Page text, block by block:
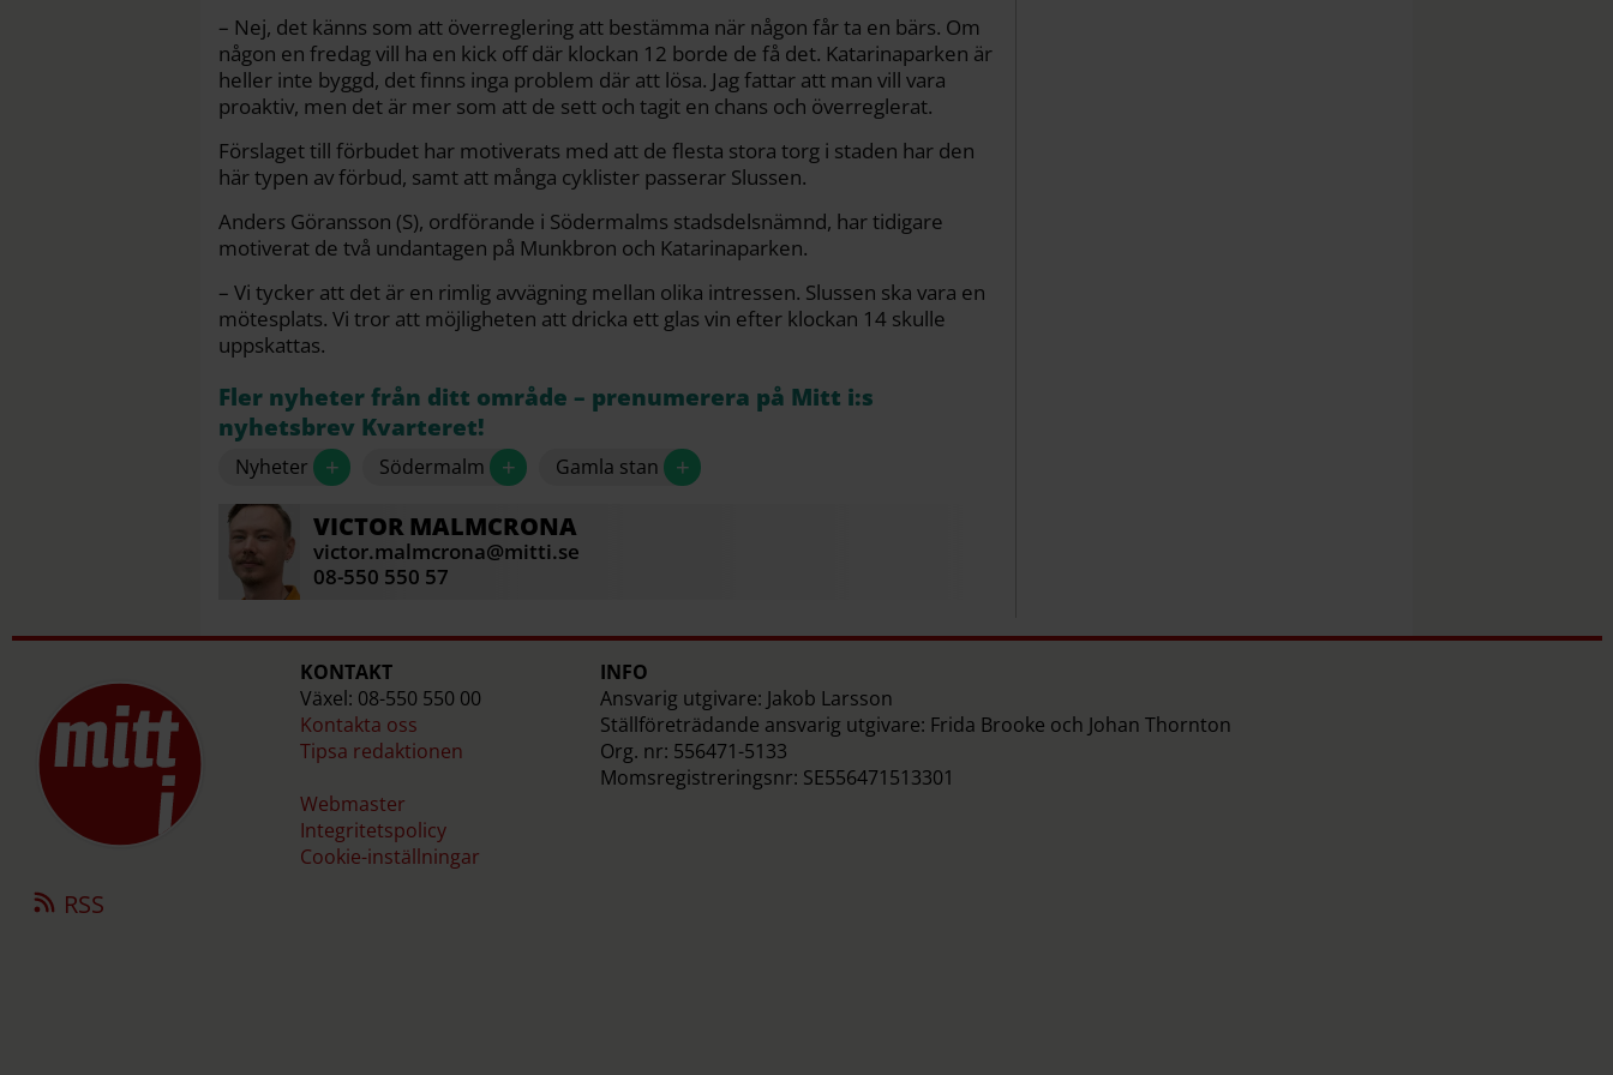
– Nej, det känns som att överreglering att bestämma när någon får ta en bärs. Om
någon en fredag vill ha en kick off där klockan 12 borde de få det. Katarinaparken är
heller inte byggd, det finns inga problem där att lösa. Jag fattar att man vill vara
proaktiv, men det är mer som att de sett och tagit en chans och överreglerat.
Förslaget till förbudet har motiverats med att de flesta stora torg i staden har den
här typen av förbud, samt att många cyklister passerar Slussen.
Anders Göransson (S), ordförande i Södermalms stadsdelsnämnd, har tidigare
motiverat de två undantagen på Munkbron och Katarinaparken.
– Vi tycker att det är en rimlig avvägning mellan olika intressen. Slussen ska vara en
mötesplats. Vi tror att möjligheten att dricka ett glas vin efter klockan 14 skulle
uppskattas.
Fler nyheter från ditt område – prenumerera på Mitt i:s
nyhetsbrev Kvarteret!
Nyheter + Södermalm + Gamla stan +
VICTORMALMCRONA
victor.malmcrona@mitti.se
08-550 550 57
KONTAKT
Växel: 08-550 550 00
Kontakta oss
Tipsa redaktionen
Webmaster
Integritetspolicy
Cookie-inställningar
INFO
Ansvarig utgivare: Jakob Larsson
Ställföreträdande ansvarig utgivare: Frida Brooke och Johan Thornton
Org. nr: 556471-5133
Momsregistreringsnr: SE556471513301
RSS